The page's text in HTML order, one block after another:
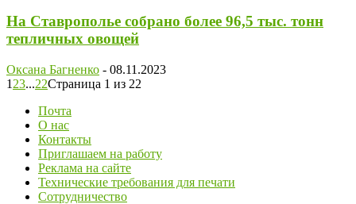
На Ставрополье собрано более 96,5 тыс. тонн
тепличных овощей
Оксана Багненко - 08.11.2023
1 23...22Страница 1 из 22
Почта
О нас
Контакты
Приглашаем на работу
Реклама на сайте
Технические требования для печати
Сотрудничество